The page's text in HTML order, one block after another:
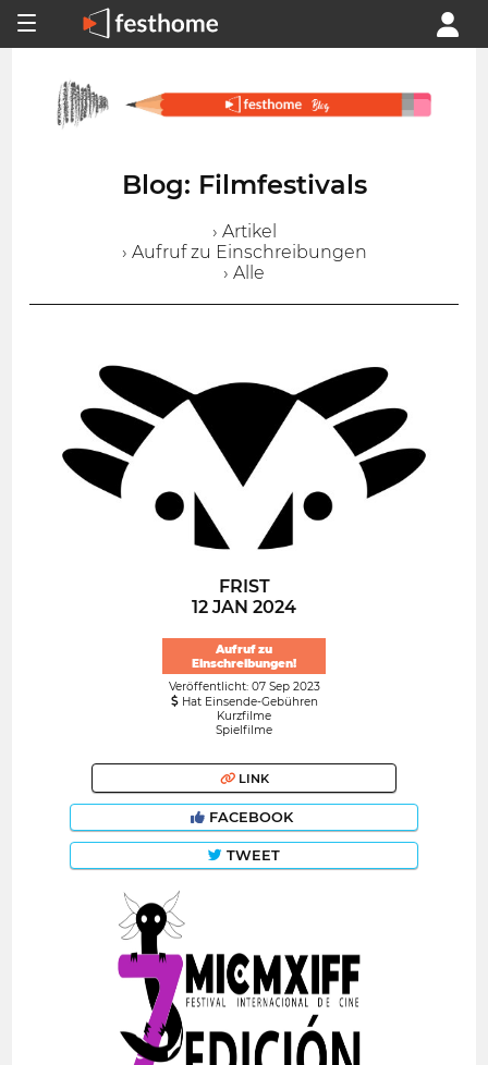
Blog: Filmfestivals
› Artikel
› Aufruf zu Einschreibungen
› Alle
FRIST
12 JAN 2024
Aufruf zu
Einschreibungen!
Veröffentlicht: 07 Sep 2023
Hat Einsende-Gebühren
Kurzfilme
Spielfilme
LINK
FACEBOOK
TWEET